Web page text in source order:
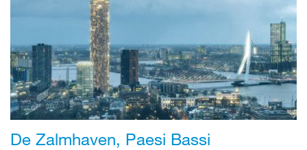
De Zalmhaven, Paesi Bassi